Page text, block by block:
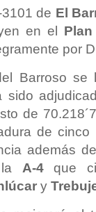
de El
en el
por
Barroso
de
de cinco
además
la A-4que
y